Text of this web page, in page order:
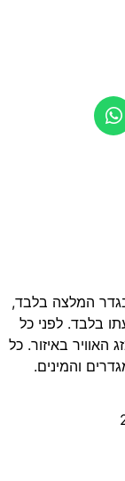
המלצה בלבד,
בלבד. לפני כל
האוויר באיזור. כל
והמינים.